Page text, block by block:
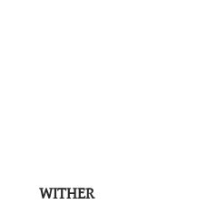
WITHER